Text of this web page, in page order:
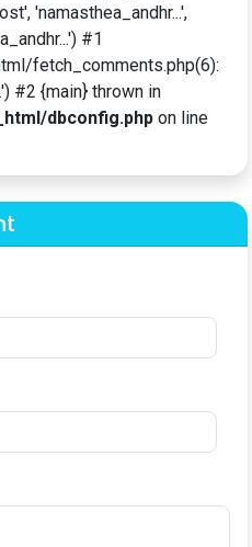
'namasthea_andhr...',
#1
fetch_comments.php(6):
#2 {main} thrown in
dbconfig.php on line